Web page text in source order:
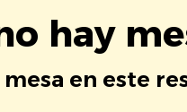
hay
mesa en este